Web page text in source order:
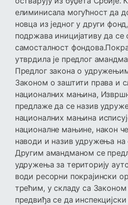
елиминисала могућност да
новца из једног у други
подржава иницијативу да се
самосталност
утврдила је предлог
Предлог закона о
Законом о заштити права и
националних мањина,
предлаже да се назив
националних мањина
националне мањине, након
наводи и назив удружења на
Другим амандманом се
удружења за територију
води ресорни покрајински
трећим, у складу са
предвиђа се да